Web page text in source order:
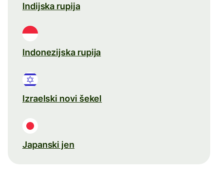
Indijska rupija
Indonezijska rupija
Izraelski novi šekel
Japanski jen